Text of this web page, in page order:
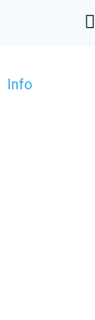

Info